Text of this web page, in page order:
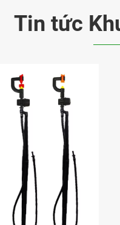
Tin tức